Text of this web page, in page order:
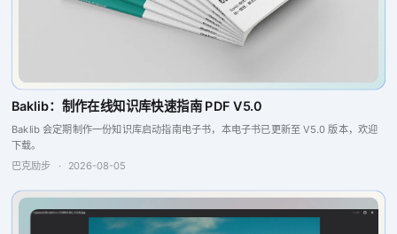
Baklib：制作在线知识库快速指南 PDF V5.0
Baklib 会定期制作一份知识库启动指南电子书，本电子书已更新至 V5.0 版本，欢迎
下载。
巴克励步 · 2026-08-05